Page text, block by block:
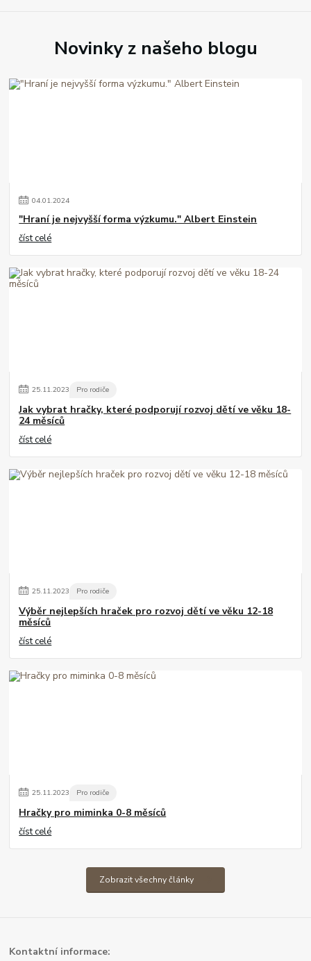
Novinky z našeho blogu
04.01.2024
"Hraní je nejvyšší forma výzkumu." Albert Einstein
číst celé
25.11.2023 Pro rodiče
Jak vybrat hračky, které podporují rozvoj dětí ve věku 18-
24 měsíců
číst celé
25.11.2023 Pro rodiče
Výběr nejlepších hraček pro rozvoj dětí ve věku 12-18
měsíců
číst celé
25.11.2023 Pro rodiče
Hračky pro miminka 0-8 měsíců
číst celé
Zobrazit všechny články
Kontaktní informace: